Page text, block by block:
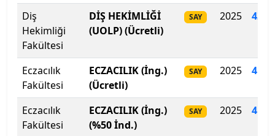
Bitlis Eren Üniversitesi
Boğaziçi Üniversitesi
Bolu Abant İzzet Baysal Üniversitesi
Burdur Mehmet Akif Ersoy Üniversitesi
Bursa Teknik Üniversitesi
Diş
Hekimliği
Fakültesi
DİŞ HEKİMLİĞİ
(UOLP) (Ücretli)
SAY 2025
Eczacılık
Fakültesi
ECZACILIK (İng.)
(Ücretli)
SAY 2025
Eczacılık
Fakültesi
ECZACILIK (İng.)
(%50 İnd.)
SAY 2025 410